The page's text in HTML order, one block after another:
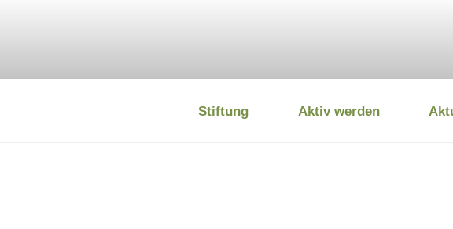
DEUTSCHE
Stiftung Aktiv werden